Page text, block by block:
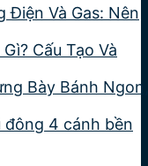
Điện Và Gas: Nên
Cấu Tạo Và
Bày Bánh Ngon,
đông 4 cánh bền